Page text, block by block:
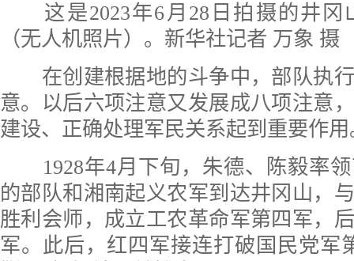
这是2023年6月28日拍摄的井
（无人机照片）。新华社记者 万象 摄
在创建根据地的斗争中，部队执行
意。以后六项注意又发展成八项注意
建设、正确处理军民关系起到重要作用
1928年4月下旬，朱德、陈毅率领
的部队和湘南起义农军到达井冈山，
胜利会师，成立工农革命军第四军，
军。此后，红四军接连打破国民党军